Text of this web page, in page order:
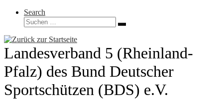
Search
Suche
Suchen …
Landesverband 5 (Rheinland-
Pfalz) des Bund Deutscher
Sportschützen (BDS) e.V.